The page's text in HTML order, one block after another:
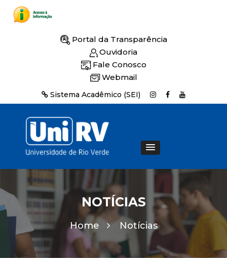
Portal da Transparência
Ouvidoria
Fale Conosco
Webmail
Sistema Acadêmico (SEI)
NOTÍCIAS
Home Notícias